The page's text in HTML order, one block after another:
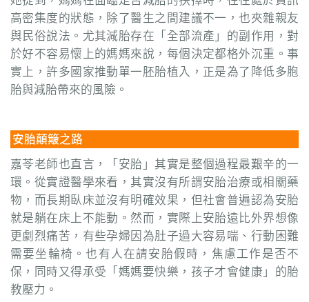
高密集度的狀態，除了醫生之間建議不一，也夾雜親友
與民俗說法。尤其減胎存在「全部流產」的副作用，對
於好不容易懷上的媽媽來說，每個決定都格外沉重。事
實上，許多國家推動單一胚胎植入，正是為了降低多胞
胎與減胎帶來的風險。
安胎顛簸之路
嘉苓老師也直言，「安胎」其實是整個過程最艱辛的一
環。從實證醫學來看，其實沒有所謂安胎治療或相關藥
物，而長期臥床並沒有明確效果，但社會普遍認為安胎
就是躺在床上不能動。然而，實際上安胎遠比外界想像
更劇烈痛苦，有些孕婦因為肚子過大容易喘、行動困難
需要坐輪椅。也有人在請安胎假時，焦慮工作是否不
保，同時又得承受「媽媽要快樂，孩子才會健康」的胎
教壓力。